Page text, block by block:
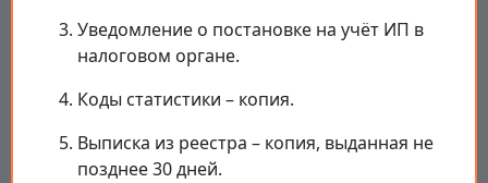
Уведомление о постановке на учёт ИП в
налоговом органе.
Коды статистики – копия.
Выписка из реестра – копия, выданная не
позднее 30 дней.